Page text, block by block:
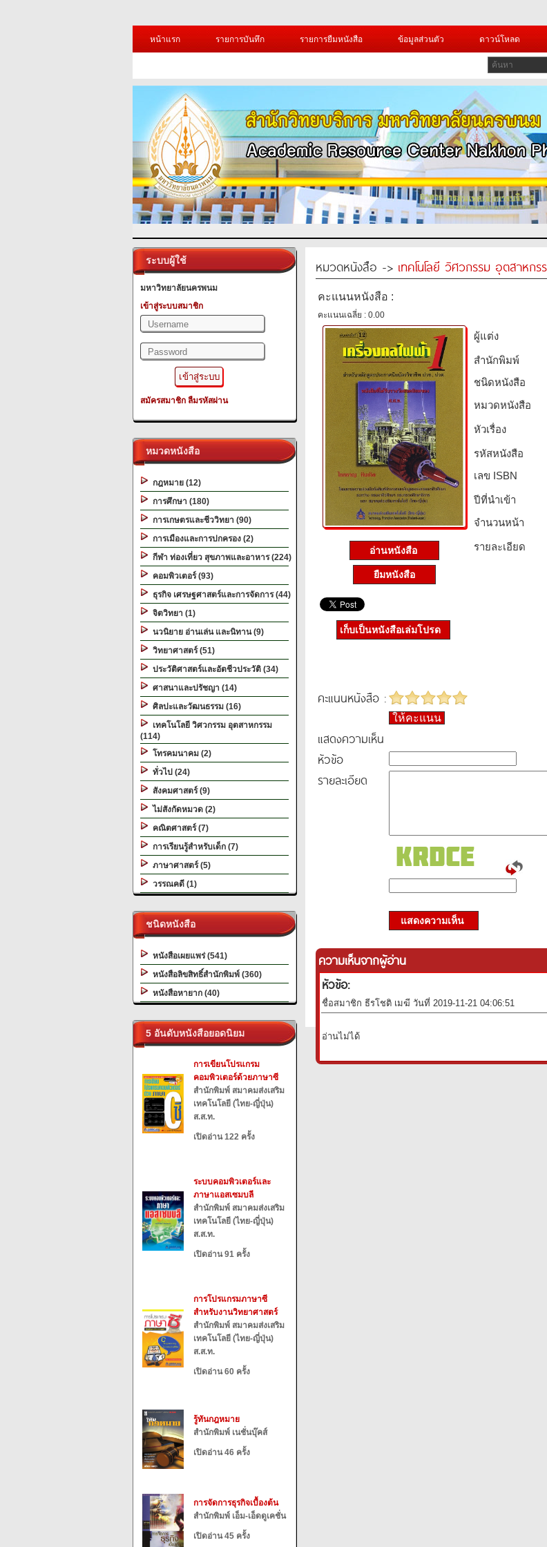
หน้าแรก
รายการบันทึก รายการยืมหนังสือ ข้อมูลส่วนตัว ดาวน์โหลด
ระบบผู้ใช้
มหาวิทยาลัยนครพนม
เข้าสู่ระบบสมาชิก
สมัครสมาชิก ลืมรหัสผ่าน
หมวดหนังสือ
กฎหมาย (12)
การศึกษา (180)
การเกษตรและชีววิทยา (90)
การเมืองและการปกครอง (2)
กีฬา ท่องเที่ยว สุขภาพและอาหาร (224)
คอมพิวเตอร์ (93)
ธุรกิจ เศรษฐศาสตร์และการจัดการ (44)
จิตวิทยา (1)
นวนิยาย อ่านเล่น และนิทาน (9)
วิทยาศาสตร์ (51)
ประวัติศาสตร์และอัตชีวประวัติ (34)
ศาสนาและปรัชญา (14)
ศิลปะและวัฒนธรรม (16)
เทคโนโลยี วิศวกรรม อุตสาหกรรม
(114)
โทรคมนาคม (2)
ทั่วไป (24)
สังคมศาสตร์ (9)
ไม่สังกัดหมวด (2)
คณิตศาสตร์ (7)
การเรียนรู้สำหรับเด็ก (7)
ภาษาศาสตร์ (5)
วรรณคดี (1)
ชนิดหนังสือ
หนังสือเผยแพร่ (541)
หนังสือลิขสิทธิ์สำนักพิมพ์ (360)
หนังสือหายาก (40)
5 อันดับหนังสือยอดนิยม
การเขียนโปรแกรม
คอมพิวเตอร์ด้วยภาษาซี
สำนักพิมพ์ สมาคมส่งเสริม
เทคโนโลยี (ไทย-ญี่ปุ่น)
ส.ส.ท.
เปิดอ่าน 122 ครั้ง
ระบบคอมพิวเตอร์และ
ภาษาแอสเซมบลี
สำนักพิมพ์ สมาคมส่งเสริม
เทคโนโลยี (ไทย-ญี่ปุ่น)
ส.ส.ท.
เปิดอ่าน 91 ครั้ง
การโปรแกรมภาษาซี
สำหรับงานวิทยาศาสตร์
สำนักพิมพ์ สมาคมส่งเสริม
เทคโนโลยี (ไทย-ญี่ปุ่น)
ส.ส.ท.
เปิดอ่าน 60 ครั้ง
รู้ทันกฎหมาย
สำนักพิมพ์ เนชั่นบุ๊คส์
เปิดอ่าน 46 ครั้ง
การจัดการธุรกิจเบื้องต้น
สำนักพิมพ์ เอ็ม-เอ็ดดูเคชั่น
เปิดอ่าน 45 ครั้ง
หมวดหนังสือ -> เทคโนโลยี วิศวกรรม อุตสาหกร
คะแนนหนังสือ :
คะแนนเฉลี่ย : 0.00
อ่านหนังสือ
ยืมหนังสือ
ผู้แต่ง
สำนักพิมพ์
ชนิดหนังสือ­
หมวดหนังสือ­
หัวเรื่อง
รหัสหนังสือ­
เลข ISBN
ปีที่นำเข้า
จำนวนหน้า
รายละเอียด
เก็บเป็นหนังสือเล่มโปรด
คะแนนหนังสือ :
ให้คะแนน
แสดงความเห็น
หัวข้อ
รายละเอียด
แสดงความเห็น
ความเห็นจากผู้อ่าน
หัวข้อ:
ชื่อสมาชิก ธีรโชติ เมฆี วันที่ 2019-11-21 04:06:51
อ่านไม่ได้